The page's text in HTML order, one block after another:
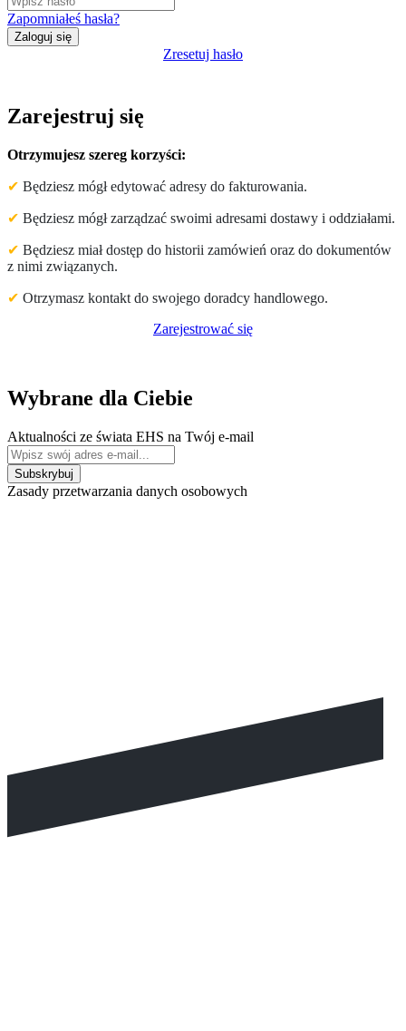
Zapomniałeś hasła?
Zresetuj hasło
Zarejestruj się
Otrzymujesz szereg korzyści:
✔ Będziesz mógł edytować adresy do fakturowania.
✔ Będziesz mógł zarządzać swoimi adresami dostawy i oddziałami.
✔ Będziesz miał dostęp do historii zamówień oraz do dokumentów
z nimi związanych.
✔ Otrzymasz kontakt do swojego doradcy handlowego.
Zarejestrować się
Wybrane dla Ciebie
Aktualności ze świata EHS na Twój e-mail
Zasady przetwarzania danych osobowych